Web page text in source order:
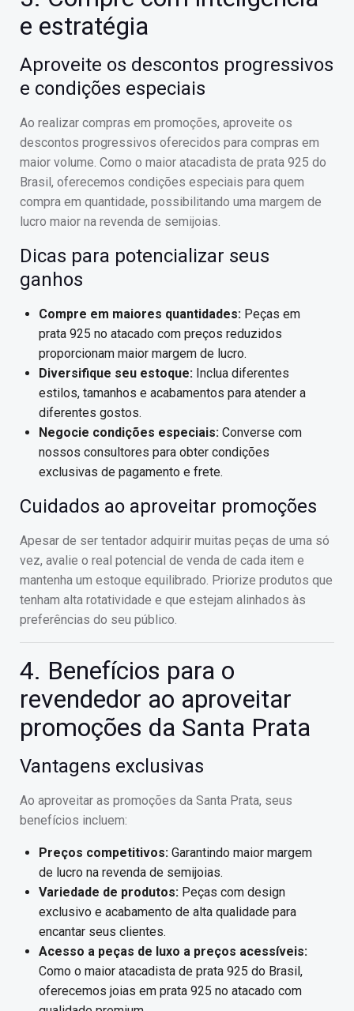
e estratégia
Aproveite os descontos progressivos
e condições especiais
Ao realizar compras em promoções, aproveite os
descontos progressivos oferecidos para compras em
maior volume. Como o maior atacadista de prata 925 do
Brasil, oferecemos condições especiais para quem
compra em quantidade, possibilitando uma margem de
lucro maior na revenda de semijoias.
Dicas para potencializar seus
ganhos
Compre em maiores quantidades: Peças em
prata 925 no atacado com preços reduzidos
proporcionam maior margem de lucro.
Diversifique seu estoque: Inclua diferentes
estilos, tamanhos e acabamentos para atender a
diferentes gostos.
Negocie condições especiais: Converse com
nossos consultores para obter condições
exclusivas de pagamento e frete.
Cuidados ao aproveitar promoções
Apesar de ser tentador adquirir muitas peças de uma só
vez, avalie o real potencial de venda de cada item e
mantenha um estoque equilibrado. Priorize produtos que
tenham alta rotatividade e que estejam alinhados às
preferências do seu público.
4. Benefícios para o
revendedor ao aproveitar
promoções da Santa Prata
Vantagens exclusivas
Ao aproveitar as promoções da Santa Prata, seus
benefícios incluem:
Preços competitivos: Garantindo maior margem
de lucro na revenda de semijoias.
Variedade de produtos: Peças com design
exclusivo e acabamento de alta qualidade para
encantar seus clientes.
Acesso a peças de luxo a preços acessíveis:
Como o maior atacadista de prata 925 do Brasil,
oferecemos joias em prata 925 no atacado com